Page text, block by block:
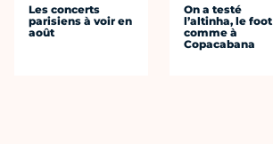
Les concerts
parisiens à voir en
août
On a testé
l’altinha, le foot
comme à
Copacabana